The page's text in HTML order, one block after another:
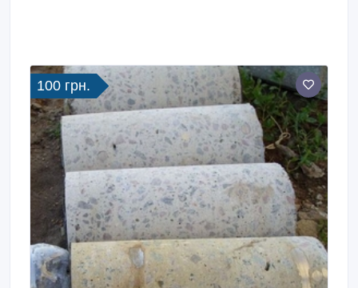
100 грн.